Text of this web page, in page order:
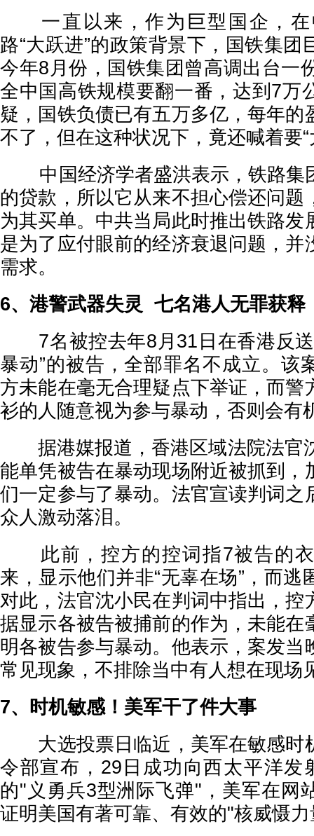
一直以来，作为巨型国企，在
路“大跃进”的政策背景下，国铁集团
今年8月份，国铁集团曾高调出台一
全中国高铁规模要翻一番，达到7万
疑，国铁负债已有五万多亿，每年的
不了，但在这种状况下，竟还喊着要“
中国经济学者盛洪表示，铁路集
的贷款，所以它从来不担心偿还问题
为其买单。中共当局此时推出铁路发
是为了应付眼前的经济衰退问题，并
需求。
6、港警武器失灵 七名港人无罪获释
7名被控去年8月31日在香港反送
暴动”的被告，全部罪名不成立。该
方未能在毫无合理疑点下举证，而警
衫的人随意视为参与暴动，否则会有
据港媒报道，香港区域法院法官
能单凭被告在暴动现场附近被抓到，
们一定参与了暴动。法官宣读判词之
众人激动落泪。
此前，控方的控词指7被告的衣
来，显示他们并非“无辜在场”，而逃
对此，法官沈小民在判词中指出，控
据显示各被告被捕前的作为，未能在
明各被告参与暴动。他表示，案发当
常见现象，不排除当中有人想在现场
7、时机敏感！美军干了件大事
大选投票日临近，美军在敏感时
令部宣布，29日成功向西太平洋发
的"义勇兵3型洲际飞弹"，美军在网
证明美国有著可靠、有效的"核威慑